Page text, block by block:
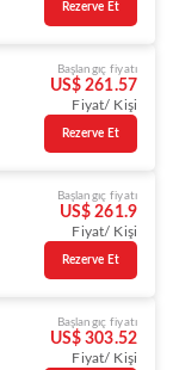
Rezerve Et
Başlangıç fiyatı
US$ 261.57
Fiyat/ Kişi
Rezerve Et
Başlangıç fiyatı
US$ 261.9
Fiyat/ Kişi
Rezerve Et
Başlangıç fiyatı
US$ 303.52
Fiyat/ Kişi